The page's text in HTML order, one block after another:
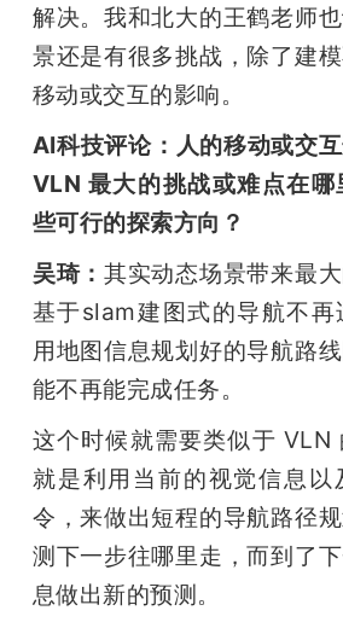
解决。我和北大的王鹤老师
景还是有很多挑战，除了建
移动或交互的影响。
AI科技评论：人的移动或交
VLN 最大的挑战或难点在
些可行的探索方向？
吴琦：其实动态场景带来最
基于slam建图式的导航不再
用地图信息规划好的导航路
能不再能完成任务。
这个时候就需要类似于 VLN
就是利用当前的视觉信息以
令，来做出短程的导航路径
测下一步往哪里走，而到了
息做出新的预测。